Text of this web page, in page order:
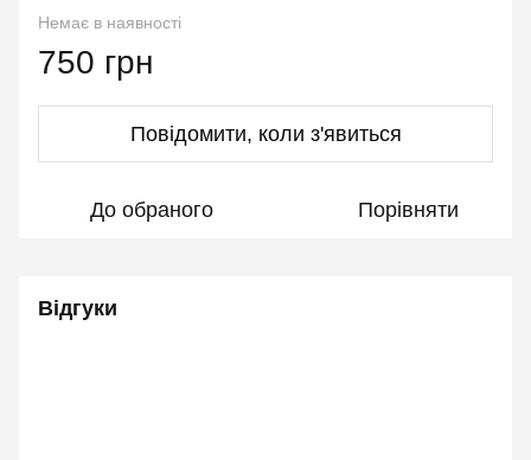
Немає в наявності
750 грн
Повідомити, коли з'явиться
До обраного Порівняти
Відгуки